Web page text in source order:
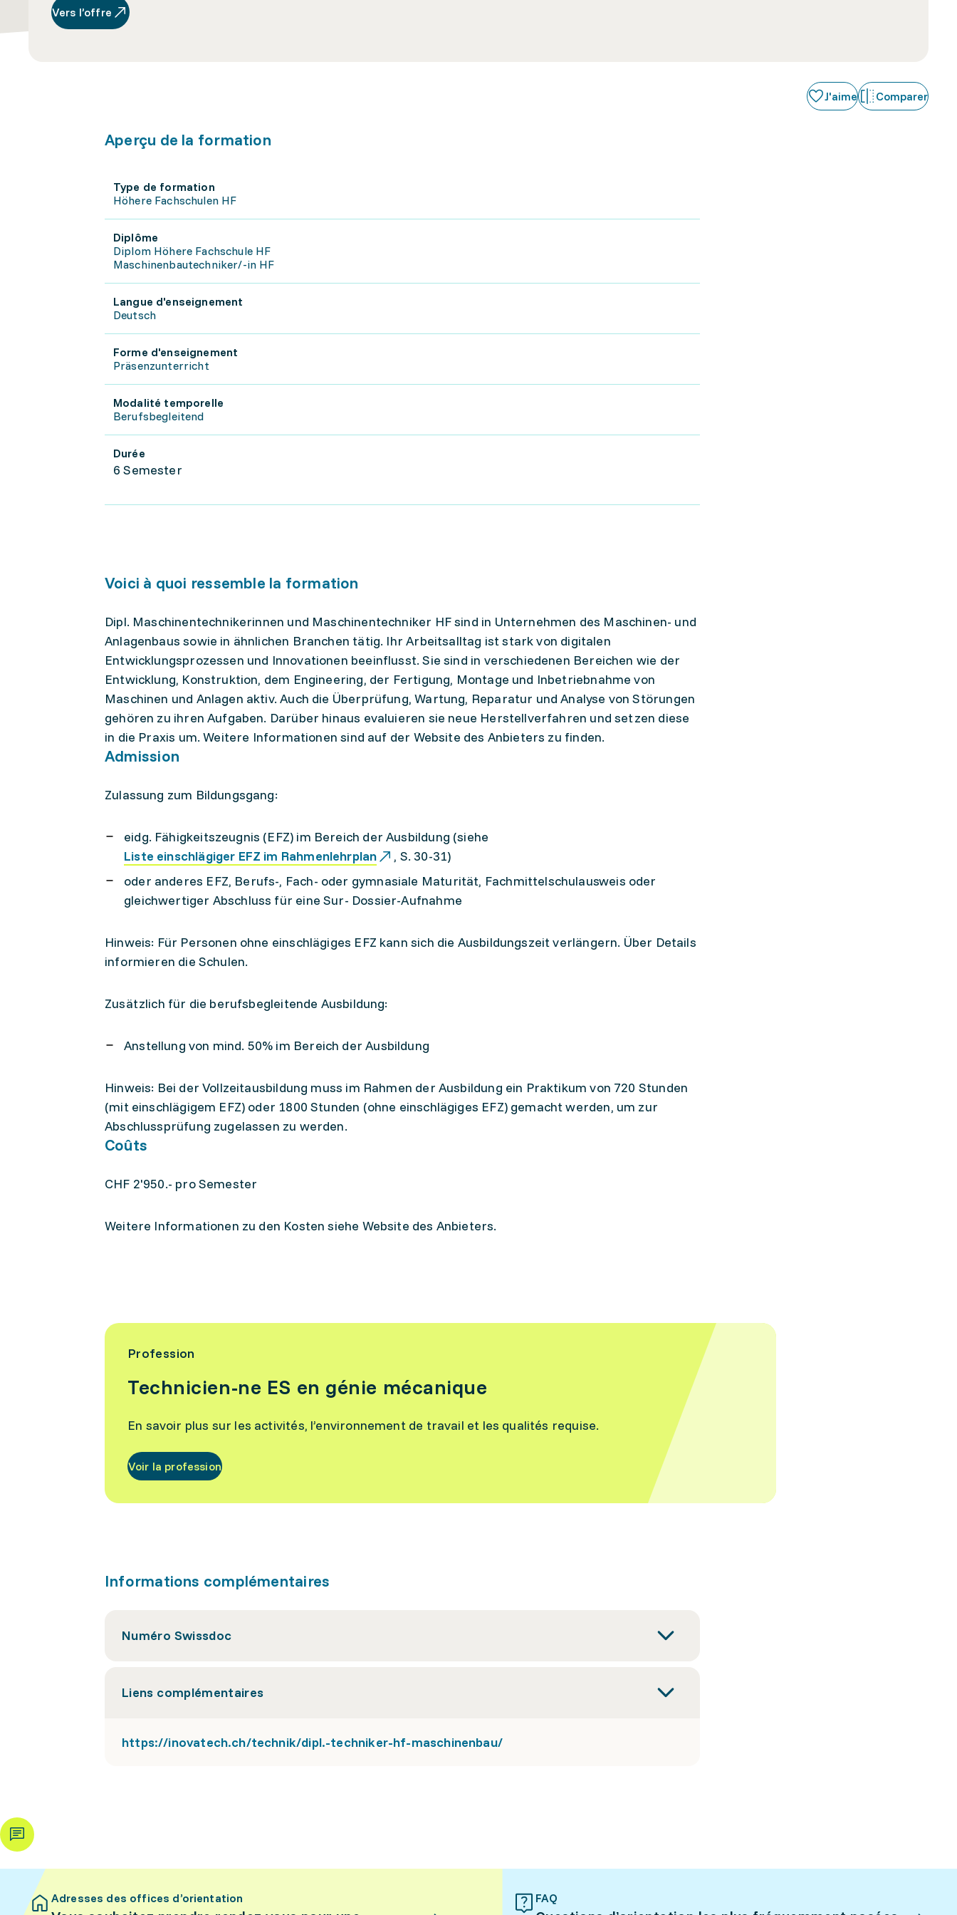
Vers l’offre
J'aime Comparer
Aperçu de la formation
Type de formation
Höhere Fachschulen HF
Diplôme
Diplom Höhere Fachschule HF
Maschinenbautechniker/-in HF
Langue d'enseignement
Deutsch
Forme d'enseignement
Präsenzunterricht
Modalité temporelle
Berufsbegleitend
Durée
6 Semester
Voici à quoi ressemble la formation
Dipl. Maschinentechnikerinnen und Maschinentechniker HF sind in Unternehmen des Maschinen- und
Anlagenbaus sowie in ähnlichen Branchen tätig. Ihr Arbeitsalltag ist stark von digitalen
Entwicklungsprozessen und Innovationen beeinflusst. Sie sind in verschiedenen Bereichen wie der
Entwicklung, Konstruktion, dem Engineering, der Fertigung, Montage und Inbetriebnahme von
Maschinen und Anlagen aktiv. Auch die Überprüfung, Wartung, Reparatur und Analyse von Störungen
gehören zu ihren Aufgaben. Darüber hinaus evaluieren sie neue Herstellverfahren und setzen diese
in die Praxis um. Weitere Informationen sind auf der Website des Anbieters zu finden.
Admission
Zulassung zum Bildungsgang:
eidg. Fähigkeitszeugnis (EFZ) im Bereich der Ausbildung (siehe
Liste einschlägiger EFZ im Rahmenlehrplan
, S. 30-31)
oder anderes EFZ, Berufs-, Fach- oder gymnasiale Maturität, Fachmittelschulausweis oder
gleichwertiger Abschluss für eine Sur- Dossier-Aufnahme
Hinweis: Für Personen ohne einschlägiges EFZ kann sich die Ausbildungszeit verlängern. Über Details
informieren die Schulen.
Zusätzlich für die berufsbegleitende Ausbildung:
Anstellung von mind. 50% im Bereich der Ausbildung
Hinweis: Bei der Vollzeitausbildung muss im Rahmen der Ausbildung ein Praktikum von 720 Stunden
(mit einschlägigem EFZ) oder 1800 Stunden (ohne einschlägiges EFZ) gemacht werden, um zur
Abschlussprüfung zugelassen zu werden.
Coûts
CHF 2'950.- pro Semester
Weitere Informationen zu den Kosten siehe Website des Anbieters.
Profession
Technicien-ne ES en génie mécanique
En savoir plus sur les activités, l’environnement de travail et les qualités requise.
Voir la profession
Informations complémentaires
Numéro Swissdoc
Liens complémentaires
https://inovatech.ch/technik/dipl.-techniker-hf-maschinenbau/
Adresses des offices d’orientation FAQ